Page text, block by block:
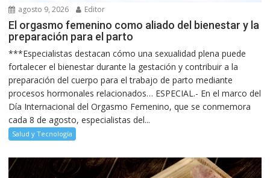
agosto 9, 2026 Editor
El orgasmo femenino como aliado del bienestar y la
preparación para el parto
***Especialistas destacan cómo una sexualidad plena puede
fortalecer el bienestar durante la gestación y contribuir a la
preparación del cuerpo para el trabajo de parto mediante
procesos hormonales relacionados… ESPECIAL.- En el marco del
Día Internacional del Orgasmo Femenino, que se conmemora
cada 8 de agosto, especialistas del...
Salud y Tecnología